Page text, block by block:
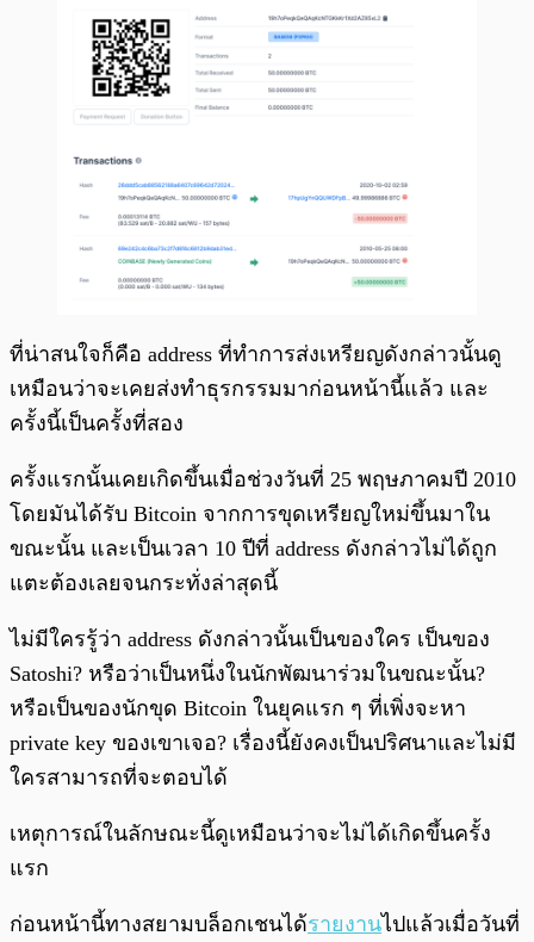
ที่น่าสนใจก็คือ address ที่ทำการส่งเหรียญดังกล่าวนั้นดู
เหมือนว่าจะเคยส่งทำธุรกรรมมาก่อนหน้านี้แล้ว และ
ครั้งนี้เป็นครั้งที่สอง
ครั้งแรกนั้นเคยเกิดขึ้นเมื่อช่วงวันที่ 25 พฤษภาคมปี 2010
โดยมันได้รับ Bitcoin จากการขุดเหรียญใหม่ขึ้นมาใน
ขณะนั้น และเป็นเวลา 10 ปีที่ address ดังกล่าวไม่ได้ถูก
แตะต้องเลยจนกระทั่งล่าสุดนี้
ไม่มีใครรู้ว่า address ดังกล่าวนั้นเป็นของใคร เป็นของ
Satoshi? หรือว่าเป็นหนึ่งในนักพัฒนาร่วมในขณะนั้น?
หรือเป็นของนักขุด Bitcoin ในยุคแรก ๆ ที่เพิ่งจะหา
private key ของเขาเจอ? เรื่องนี้ยังคงเป็นปริศนาและไม่มี
ใครสามารถที่จะตอบได้
เหตุการณ์ในลักษณะนี้ดูเหมือนว่าจะไม่ได้เกิดขึ้นครั้ง
แรก
ก่อนหน้านี้ทางสยามบล็อกเชนได้รายงานไปแล้วเมื่อวันที่